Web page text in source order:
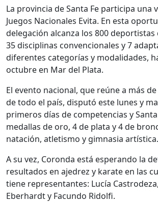
La provincia de Santa Fe participa una
Juegos Nacionales Evita. En esta
delegación alcanza los 800
35 disciplinas convencionales y 7
diferentes categorías y modalidades,
octubre en Mar del Plata.
El evento nacional, que reúne a más
de todo el país, disputó este lunes y
primeros días de competencias y
medallas de oro, 4 de plata y 4 de
natación, atletismo y gimnasia artística.
A su vez, Coronda está esperando la
resultados en ajedrez y karate en las
tiene representantes: Lucía
Eberhardt y Facundo Ridolfi.